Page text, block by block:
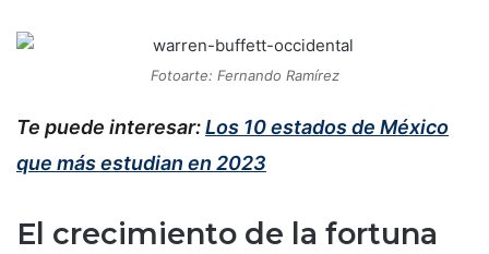
Fotoarte: Fernando Ramírez
Te puede interesar:Los 10 estados de México
que más estudian en 2023
El crecimiento de la fortuna